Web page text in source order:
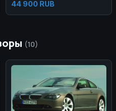
44 900 RUB
(10)